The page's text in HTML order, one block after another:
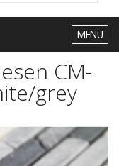
MENU
CM-
grey